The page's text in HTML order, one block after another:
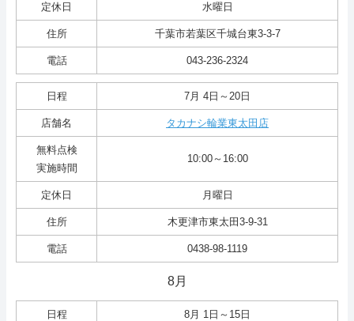
定休日 水曜日
住所 千葉市若葉区千城台東3-3-7
電話 043-236-2324
日程 7月 4日～20日
店舗名 タカナシ輪業東太田店
無料点検
実施時間
10:00～16:00
定休日 月曜日
住所 木更津市東太田3-9-31
電話 0438-98-1119
8月
日程 8月 1日～15日